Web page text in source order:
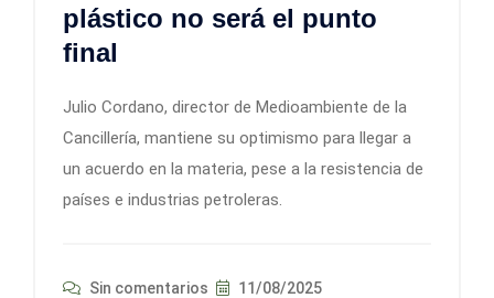
plástico no será el punto
final
Julio Cordano, director de Medioambiente de la
Cancillería, mantiene su optimismo para llegar a
un acuerdo en la materia, pese a la resistencia de
países e industrias petroleras.
Sin comentarios 11/08/2025